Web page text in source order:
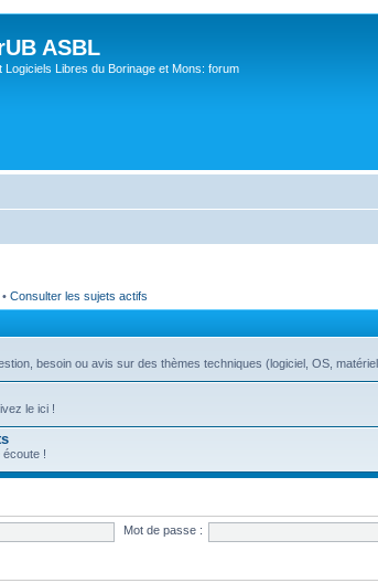
ASBL
Logiciels Libres du Borinage et Mons: forum
• Consulter les sujets actifs
besoin ou avis sur des thèmes techniques (logiciel, OS,
le ici !
!
Mot de passe :